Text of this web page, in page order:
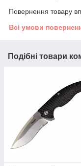
Повернення товару
Всі умови
Подібні товари